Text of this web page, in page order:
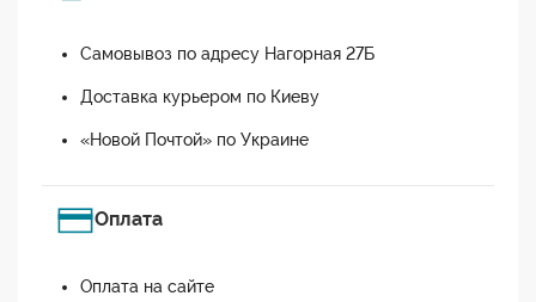
Самовывоз по адресу Нагорная 27Б
Доставка курьером по Киеву
«Новой Почтой» по Украине
Оплата
Оплата на сайте